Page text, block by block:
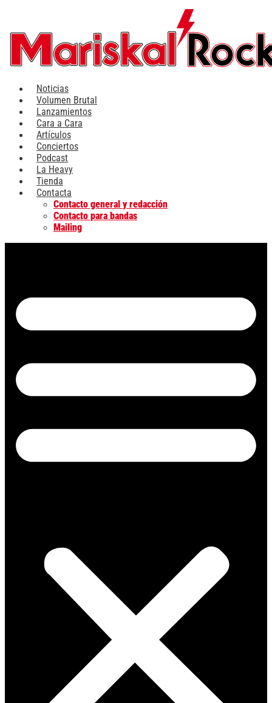
contenido
Noticias
Volumen Brutal
Lanzamientos
Cara a Cara
Artículos
Conciertos
Podcast
La Heavy
Tienda
Contacta
Contacto general y redacción
Contacto para bandas
Mailing